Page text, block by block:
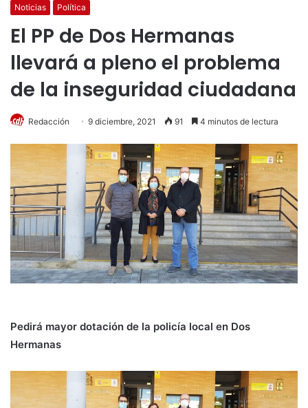
Noticias Política
El PP de Dos Hermanas
llevará a pleno el problema
de la inseguridad ciudadana
Redacción 9 diciembre, 2021 91 4 minutos de lectura
Pedirá mayor dotación de la policía local en Dos
Hermanas